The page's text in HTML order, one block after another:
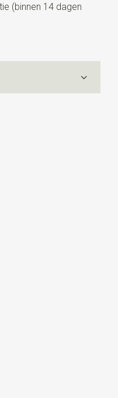
(binnen 14 dagen